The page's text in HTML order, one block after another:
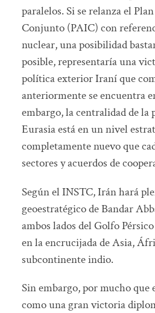
paralelos. Si se relanza el
Conjunto (PAIC) con
nuclear, una posibilidad
posible, representaría una
política exterior Iraní que
anteriormente se encuentra
embargo, la centralidad de
Eurasia está en un nivel
completamente nuevo que
sectores y acuerdos de
Según el INSTC, Irán hará
geoestratégico de Bandar
ambos lados del Golfo
en la encrucijada de Asia,
subcontinente indio.
Sin embargo, por mucho que
como una gran victoria